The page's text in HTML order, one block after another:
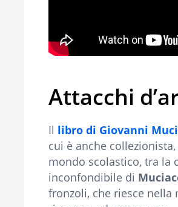
Attacchi
Il libro di Giovanni
cui è anche
mondo scolastico, tra la
inconfondibile di
fronzoli, che riesce